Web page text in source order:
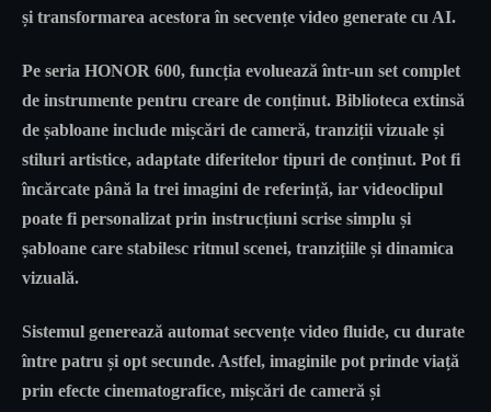
și transformarea acestora în secvențe video generate cu AI.
Pe seria HONOR 600, funcția evoluează într-un set complet
de instrumente pentru creare de conținut. Biblioteca extinsă
de șabloane include mișcări de cameră, tranziții vizuale și
stiluri artistice, adaptate diferitelor tipuri de conținut. Pot fi
încărcate până la trei imagini de referință, iar videoclipul
poate fi personalizat prin instrucțiuni scrise simplu și
șabloane care stabilesc ritmul scenei, tranzițiile și dinamica
vizuală.
Sistemul generează automat secvențe video fluide, cu durate
între patru și opt secunde. Astfel, imaginile pot prinde viață
prin efecte cinematografice, mișcări de cameră și